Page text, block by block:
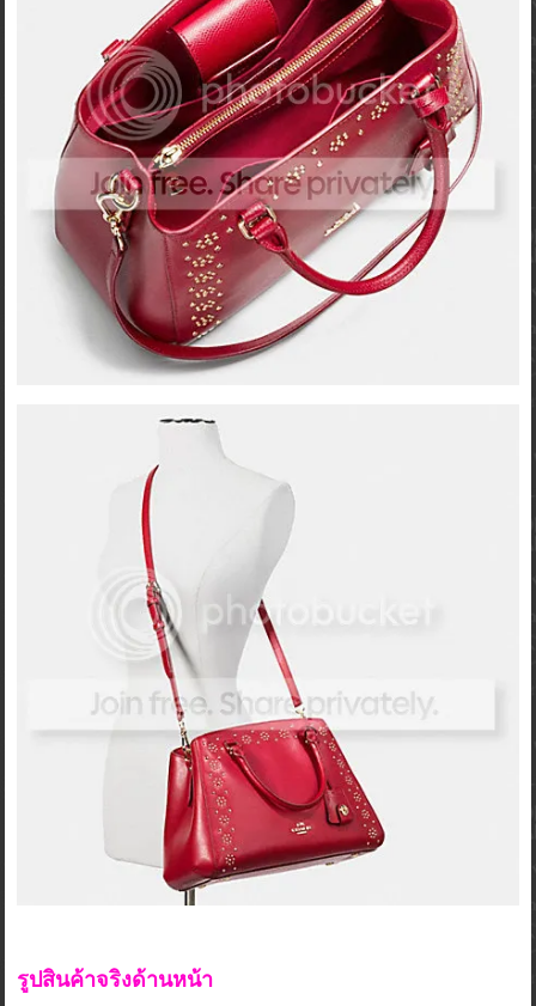
รูปสินค้าจริงด้านหน้า